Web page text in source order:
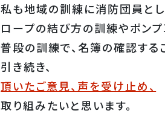
私も地域の訓練に消防団員とし
ロープの結び方の訓練やポン
普段の訓練で、名簿の確認する
引き続き、
頂いたご意見、声を受け止め、
取り組みたいと思います。